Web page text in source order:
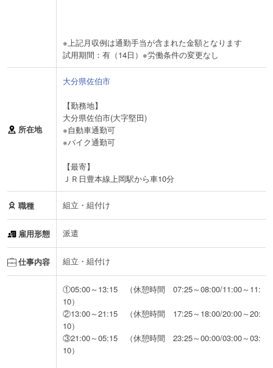
※上記月収例は通勤手当が含まれた金額となります
試用期間：有（14日）※労働条件の変更なし
所在地
大分県佐伯市
【勤務地】
大分県佐伯市(大字堅田)
※自動車通勤可
※バイク通勤可
【最寄】
ＪＲ日豊本線上岡駅から車10分
職種 組立・組付け
雇用形態 派遣
仕事内容 組立・組付け
①05:00～13:15 （休憩時間 07:25～08:00/11:00～11:
10）
②13:00～21:15 （休憩時間 17:25～18:00/20:00～20:
10）
③21:00～05:15 （休憩時間 23:25～00:00/03:00～03:
10）